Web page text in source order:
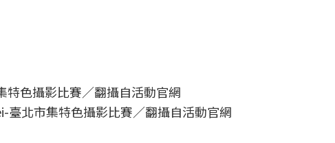
臺北市集特色攝影比賽／翻攝自活動官網